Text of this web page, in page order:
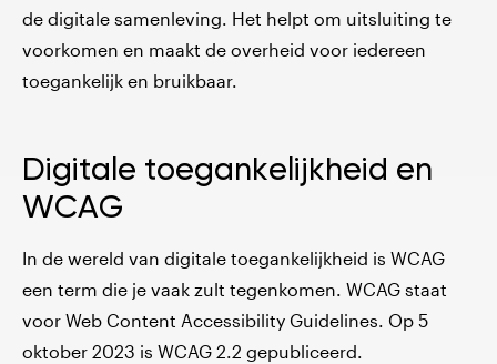
de digitale samenleving. Het helpt om uitsluiting te
voorkomen en maakt de overheid voor iedereen
toegankelijk en bruikbaar.
Digitale toegankelijkheid en
WCAG
In de wereld van digitale toegankelijkheid is WCAG
een term die je vaak zult tegenkomen. WCAG staat
voor Web Content Accessibility Guidelines. Op 5
oktober 2023 is WCAG 2.2 gepubliceerd.